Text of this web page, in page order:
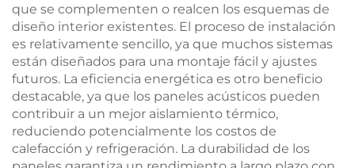
que se complementen o realcen los esquemas de
diseño interior existentes. El proceso de instalación
es relativamente sencillo, ya que muchos sistemas
están diseñados para una montaje fácil y ajustes
futuros. La eficiencia energética es otro beneficio
destacable, ya que los paneles acústicos pueden
contribuir a un mejor aislamiento térmico,
reduciendo potencialmente los costos de
calefacción y refrigeración. La durabilidad de los